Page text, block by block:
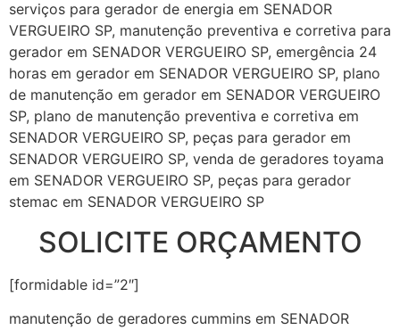
serviços para gerador de energia em SENADOR
VERGUEIRO SP, manutenção preventiva e corretiva para
gerador em SENADOR VERGUEIRO SP, emergência 24
horas em gerador em SENADOR VERGUEIRO SP, plano
de manutenção em gerador em SENADOR VERGUEIRO
SP, plano de manutenção preventiva e corretiva em
SENADOR VERGUEIRO SP, peças para gerador em
SENADOR VERGUEIRO SP, venda de geradores toyama
em SENADOR VERGUEIRO SP, peças para gerador
stemac em SENADOR VERGUEIRO SP
SOLICITE ORÇAMENTO
[formidable id=”2″]
manutenção de geradores cummins em SENADOR